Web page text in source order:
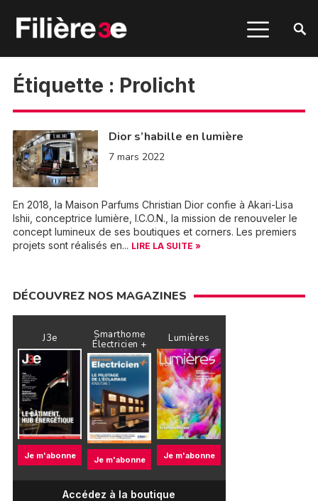
Étiquette : Prolicht
Dior s’habille en lumière
7 mars 2022
En 2018, la Maison Parfums Christian Dior confie à Akari-Lisa
Ishii, conceptrice lumière, I.C.O.N., la mission de renouveler le
concept lumineux de ses boutiques et corners. Les premiers
projets sont réalisés en... LIRE LA SUITE »
DÉCOUVREZ NOS MAGAZINES
J3e
Je m'abonne
Smarthome
Électricien +
Je m'abonne
Lumières
Je m'abonne
Accédez à la boutique